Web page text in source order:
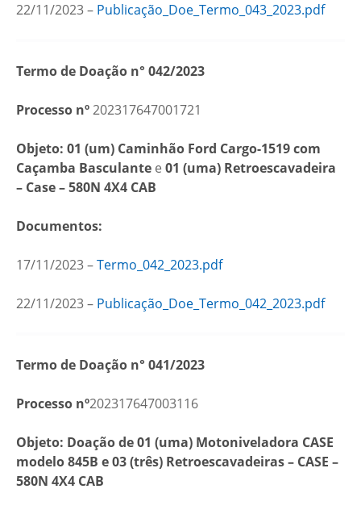
22/11/2023 – Publicação_Doe_Termo_043_2023.pdf
Termo de Doação n° 042/2023
Processo nº202317647001721
Objeto: 01 (um) Caminhão Ford Cargo-1519 com
Caçamba Basculante e 01 (uma) Retroescavadeira
– Case – 580N 4X4 CAB
Documentos:
17/11/2023 –Termo_042_2023.pdf
22/11/2023 – Publicação_Doe_Termo_042_2023.pdf
Termo de Doação n° 041/2023
Processo nº202317647003116
Objeto: Doação de 01 (uma) Motoniveladora CASE
modelo 845B e 03 (três) Retroescavadeiras – CASE –
580N 4X4 CAB